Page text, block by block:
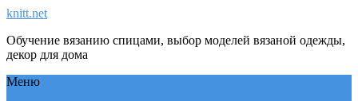
knitt.net
Обучение вязанию спицами, выбор моделей вязаной одежды,
декор для дома
Меню